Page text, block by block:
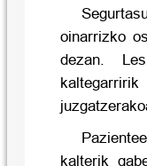
oinarrizko
dezan.
kalterik